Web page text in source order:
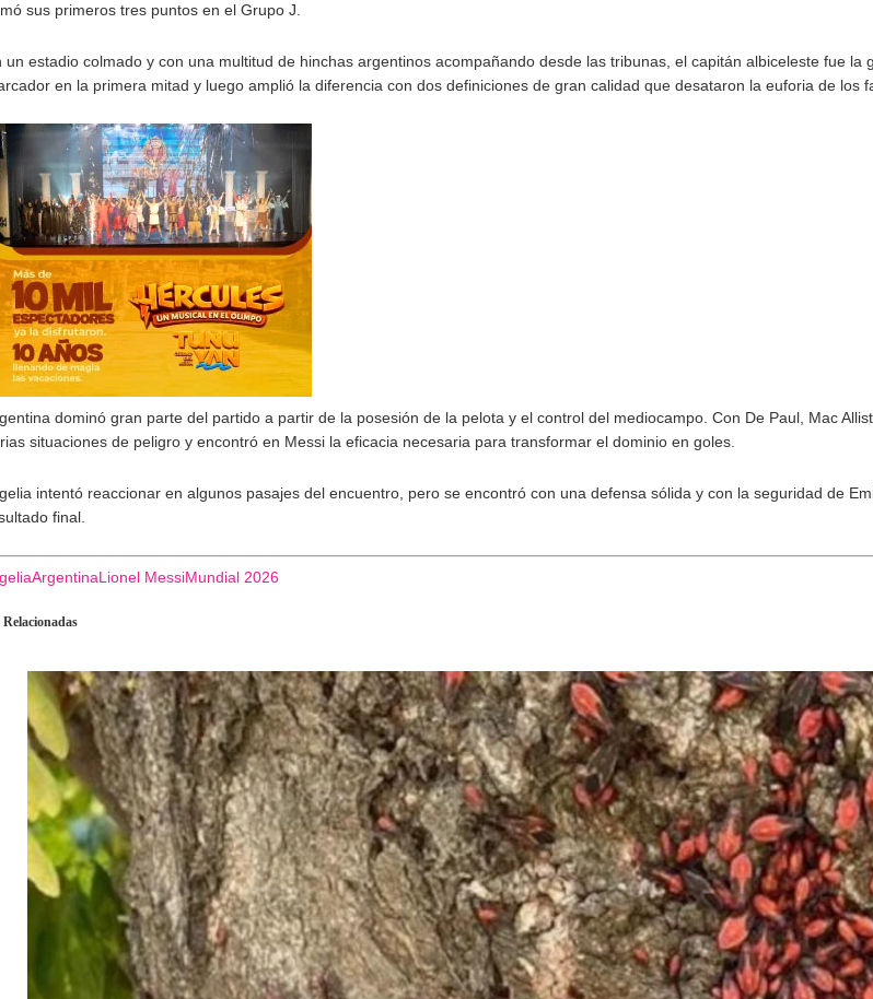
sus primeros tres puntos en el Grupo J.
un estadio colmado y con una multitud de hinchas argentinos acompañando desde las tribunas, el capitán albiceleste fue
en la primera mitad y luego amplió la diferencia con dos definiciones de gran calidad que desataron la euforia de los
dominó gran parte del partido a partir de la posesión de la pelota y el control del mediocampo. Con De Paul, Mac
situaciones de peligro y encontró en Messi la eficacia necesaria para transformar el dominio en goles.
intentó reaccionar en algunos pasajes del encuentro, pero se encontró con una defensa sólida y con la seguridad de
final.
ArgentinaLionel MessiMundial 2026
Relacionadas